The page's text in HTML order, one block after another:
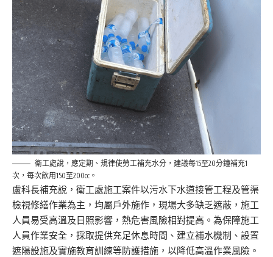
衛工處說，應定期、規律使勞工補充水分，建議每15至20分鐘補充1
次，每次飲用150至200cc。
盧科長補充說，衛工處施工案件以污水下水道接管工程及管渠
檢視修繕作業為主，均屬戶外施作，現場大多缺乏遮蔽，施工
人員易受高溫及日照影響，熱危害風險相對提高。為保障施工
人員作業安全，採取提供充足休息時間、建立補水機制、設置
遮陽設施及實施教育訓練等防護措施，以降低高溫作業風險。